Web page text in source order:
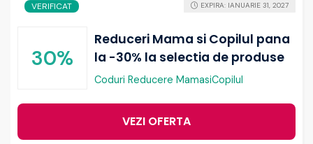
VERIFICAT
30%
Reduceri Mama si Copilul pana
la -30% la selectia de produse
Coduri Reducere MamasiCopilul
EXPIRA: IANUARIE 31, 2027
VEZI OFERTA